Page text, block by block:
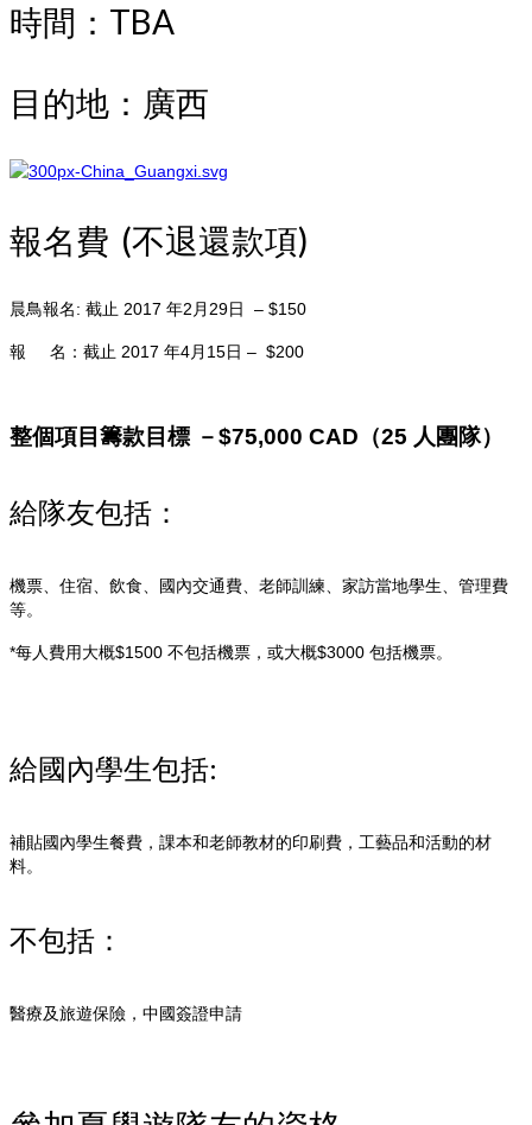
時間：TBA
目的地：廣西
報名費 (不退還款項)
晨鳥報名: 截止 2017 年2月29日 – $150
報 名：截止 2017 年4月15日 – $200
整個項目籌款目標 －$75,000 CAD（25 人團隊）
給隊友包括：
機票、住宿、飲食、國內交通費、老師訓練、家訪當地學生、管理費
等。
*每人費用大概$1500 不包括機票，或大概$3000 包括機票。
給國內學生包括:
補貼國內學生餐費，課本和老師教材的印刷費，工藝品和活動的材
料。
不包括：
醫療及旅遊保險，中國簽證申請